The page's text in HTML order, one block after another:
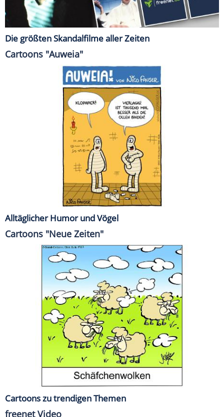
Die größten Skandalfilme aller Zeiten
Cartoons "Auweia"
Alltäglicher Humor und Vögel
Cartoons "Neue Zeiten"
Cartoons zu trendigen Themen
freenet Video